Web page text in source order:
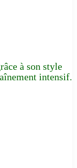
à son style
intensif.